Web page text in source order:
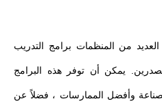
من المنظمات برامج التدريب
يمكن أن توفر هذه البرامج
وأفضل الممارسات ، فضلاً عن